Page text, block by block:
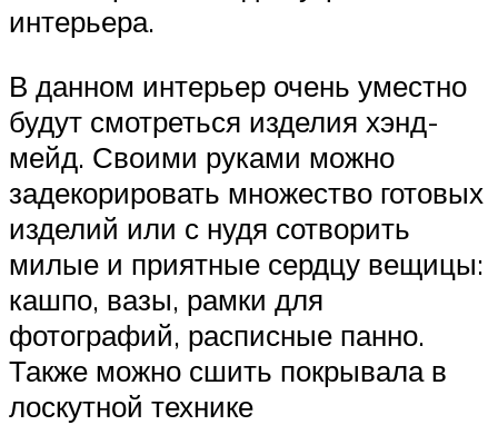
интерьера.
В данном интерьер очень уместно
будут смотреться изделия хэнд-
мейд. Своими руками можно
задекорировать множество готовых
изделий или с нудя сотворить
милые и приятные сердцу вещицы:
кашпо, вазы, рамки для
фотографий, расписные панно.
Также можно сшить покрывала в
лоскутной технике